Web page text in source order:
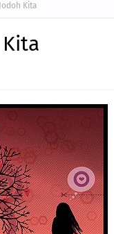
Kita